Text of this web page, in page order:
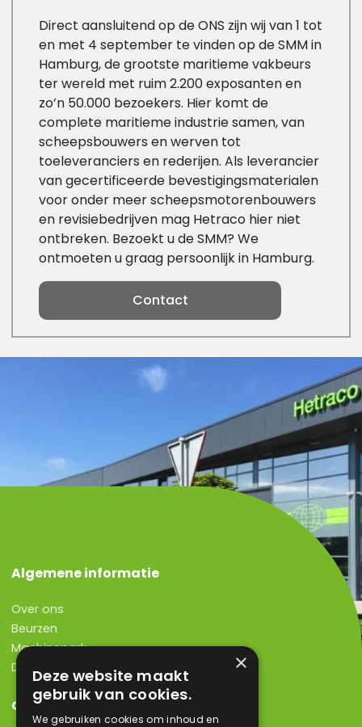
Direct aansluitend op de ONS zijn wij van 1 tot
en met 4 september te vinden op de SMM in
Hamburg, de grootste maritieme vakbeurs
ter wereld met ruim 2.200 exposanten en
zo’n 50.000 bezoekers. Hier komt de
complete maritieme industrie samen, van
scheepsbouwers en werven tot
toeleveranciers en rederijen. Als leverancier
van gecertificeerde bevestigingsmaterialen
voor onder meer scheepsmotorenbouwers
en revisiebedrijven mag Hetraco hier niet
ontbreken. Bezoekt u de SMM? We
ontmoeten u graag persoonlijk in Hamburg.
Contact
Algemene informatie
Over ons
Beurzen
Machinepark
Dutch Bolting Company B.V.
Contact
×
Deze website maakt
gebruik van cookies.
We gebruiken cookies om inhoud en